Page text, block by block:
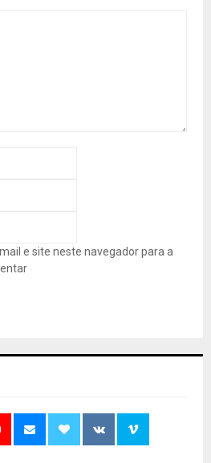
e site neste navegador para a